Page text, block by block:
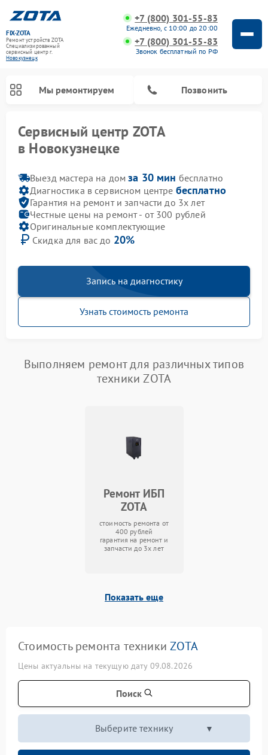
FIX-ZOTA
Ремонт устройств ZOTA
Специализированный
cервисный центр г.
Новокузнецк
+7 (800) 301-55-83
Ежедневно, с 10:00 до 20:00
+7 (800) 301-55-83
Звонок бесплатный по РФ
Мы ремонтируем Позвонить
Сервисный центр ZOTA
в Новокузнецке
Выезд мастера на домза 30 мин бесплатно
Диагностика в сервисном центре бесплатно
Гарантия на ремонт и запчасти до 3х лет
Честные цены на ремонт - от 300 рублей
Оригинальные комплектующие
Скидка для вас до 20%
Запись на диагностику
Узнать стоимость ремонта
Выполняем ремонт для различных типов
техники ZOTA
Ремонт ИБП
ZOTA
стоимость ремонта от
400 рублей
гарантия на ремонт и
запчасти до 3х лет
Показать еще
Стоимость ремонта техникиZOTA
Цены актуальны на текущую дату 09.08.2026
Поиск
Выберите технику